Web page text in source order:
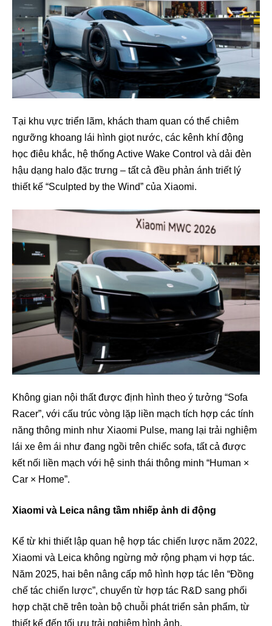
Tại khu vực triển lãm, khách tham quan có thể chiêm
ngưỡng khoang lái hình giọt nước, các kênh khí động
học điêu khắc, hệ thống Active Wake Control và dải đèn
hậu dạng halo đặc trưng – tất cả đều phản ánh triết lý
thiết kế “Sculpted by the Wind” của Xiaomi.
Không gian nội thất được định hình theo ý tưởng “Sofa
Racer”, với cấu trúc vòng lặp liền mạch tích hợp các tính
năng thông minh như Xiaomi Pulse, mang lại trải nghiệm
lái xe êm ái như đang ngồi trên chiếc sofa, tất cả được
kết nối liền mạch với hệ sinh thái thông minh “Human ×
Car × Home”.
Xiaomi và Leica nâng tầm nhiếp ảnh di động
Kể từ khi thiết lập quan hệ hợp tác chiến lược năm 2022,
Xiaomi và Leica không ngừng mở rộng phạm vi hợp tác.
Năm 2025, hai bên nâng cấp mô hình hợp tác lên “Đồng
chế tác chiến lược”, chuyển từ hợp tác R&D sang phối
hợp chặt chẽ trên toàn bộ chuỗi phát triển sản phẩm, từ
thiết kế đến tối ưu trải nghiệm hình ảnh.